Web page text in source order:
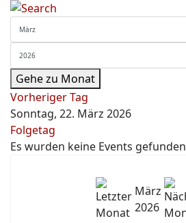
Gehe zu Monat
Vorheriger Tag
Sonntag, 22. März 2026
Folgetag
Es wurden keine Events gefunden
März
2026